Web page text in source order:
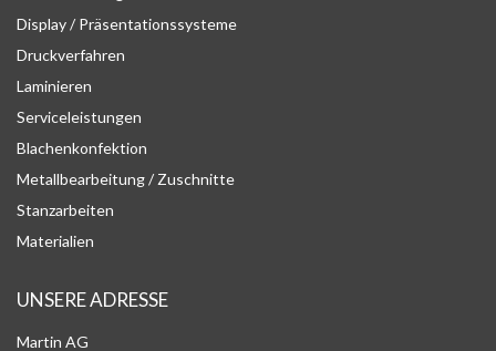
Display / Präsentationssysteme
Druckverfahren
Laminieren
Serviceleistungen
Blachenkonfektion
Metallbearbeitung / Zuschnitte
Stanzarbeiten
Materialien
UNSERE ADRESSE
Martin AG